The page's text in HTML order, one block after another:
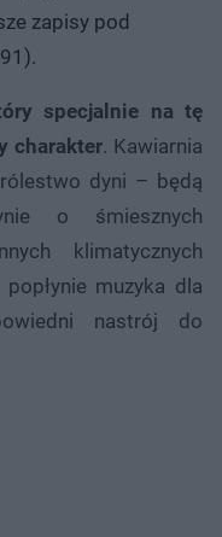
zapisy pod
specjalnie na tę
charakter. Kawiarnia
dyni – będą
o śmiesznych
klimatycznych
muzyka dla
nastrój do